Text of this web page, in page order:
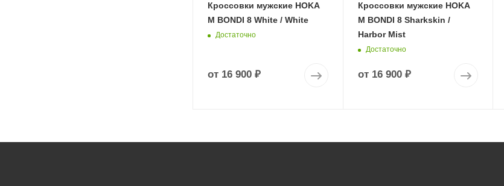
Кроссовки мужские HOKA
M BONDI 8 White / White
Достаточно
от 16 900 ₽
Кроссовки мужские HOKA
M BONDI 8 Sharkskin /
Harbor Mist
Достаточно
от 16 900 ₽